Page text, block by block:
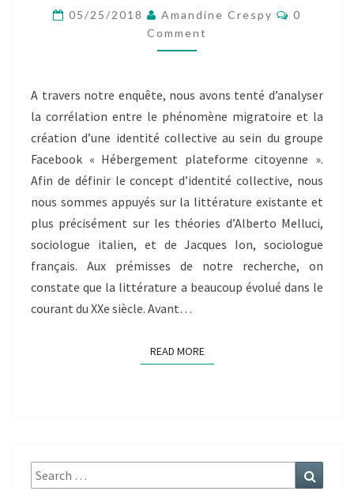
PLATEFORME
PRÉSENTATION
DES
RÉSULTATS
COLLECTIF
N°2]
05/25/2018 Amandine Crespy
0
Comment
A travers notre enquête, nous avons tenté d’analyser
la corrélation entre le phénomène migratoire et la
création d’une identité collective au sein du groupe
Facebook « Hébergement plateforme citoyenne ».
Afin de définir le concept d’identité collective, nous
nous sommes appuyés sur la littérature existante et
plus précisément sur les théories d’Alberto Melluci,
sociologue italien, et de Jacques Ion, sociologue
français. Aux prémisses de notre recherche, on
constate que la littérature a beaucoup évolué dans le
courant du XXe siècle. Avant…
READ MOREREAD MORE
Search
for: